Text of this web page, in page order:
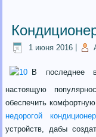
1 июня 2016
В последнее
настоящую
обеспечить
недорогой кондиционер
устройств, дабы